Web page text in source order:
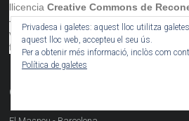
llicenciaCreative Commons de
– Sense Obra Derivada.Aixo significa
video o foto, has de citar-nos (autors i
fer un ús comercial dels continguts i no
Contacto
Privadesa i galetes: aquest lloc utilitza
aquest lloc web, accepteu el seu ús.
Per a obtenir més informació, inclòs com
Política de galetes